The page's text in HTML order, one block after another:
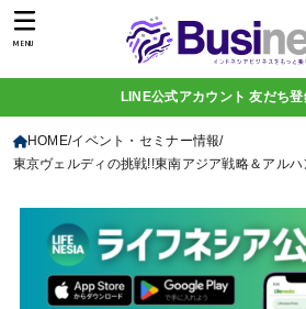
MENU
LINE公式アカウント 友だち
HOME イベント・セミナー情報
東京ヴェルディの挑戦!!東南アジア戦略＆アルハ